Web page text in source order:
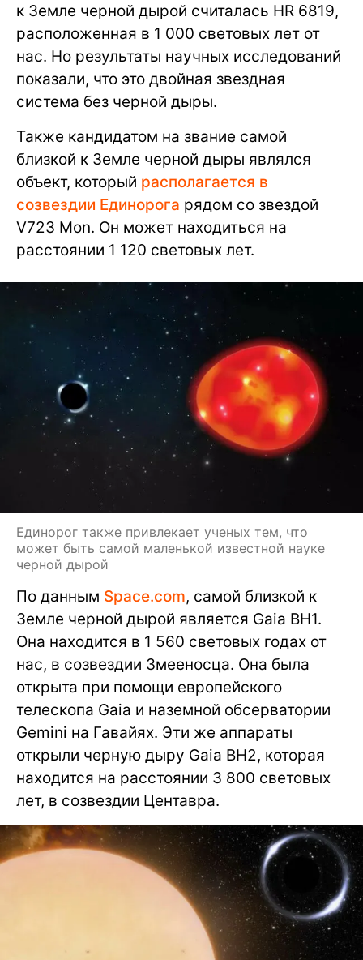
к Земле черной дырой считалась HR 6819,
расположенная в 1 000 световых лет от
нас. Но результаты научных исследований
показали, что это двойная звездная
система без черной дыры.
Также кандидатом на звание самой
близкой к Земле черной дыры являлся
объект, который располагается в
созвездии Единорога рядом со звездой
V723 Mon. Он может находиться на
расстоянии 1 120 световых лет.
Единорог также привлекает ученых тем, что
может быть самой маленькой известной науке
черной дырой
По данным Space.com, самой близкой к
Земле черной дырой является Gaia BH1.
Она находится в 1 560 световых годах от
нас, в созвездии Змееносца. Она была
открыта при помощи европейского
телескопа Gaia и наземной обсерватории
Gemini на Гавайях. Эти же аппараты
открыли черную дыру Gaia BH2, которая
находится на расстоянии 3 800 световых
лет, в созвездии Центавра.